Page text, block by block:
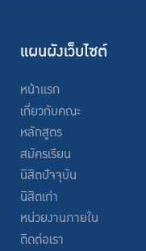
แผนผังเว็บไซต์
หน้าแรก
เกี่ยวกับคณะ
หลักสูตร
สมัครเรียน
นิสิตปัจจุบัน
นิสิตเก่า
หน่วยงานภายใน
ติดต่อเรา